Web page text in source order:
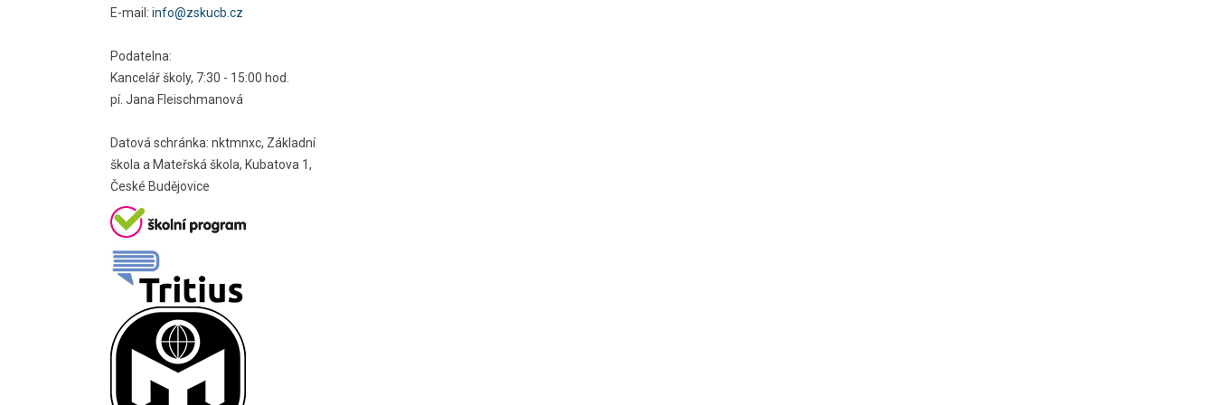
E-mail: info@zskucb.cz
Podatelna:
Kancelář školy, 7:30 - 15:00 hod.
pí. Jana Fleischmanová
Datová schránka: nktmnxc, Základní
škola a Mateřská škola, Kubatova 1,
České Budějovice